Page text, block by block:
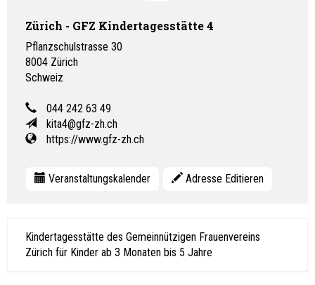
Zürich - GFZ Kindertagesstätte 4
Pflanzschulstrasse 30
8004 Zürich
Schweiz
044 242 63 49
kita4@gfz-zh.ch
https://www.gfz-zh.ch
Veranstaltungskalender Adresse Editieren
Kindertagesstätte des Gemeinnützigen Frauenvereins
Zürich für Kinder ab 3 Monaten bis 5 Jahre